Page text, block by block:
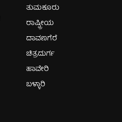
ತುಮಕೂರು
ರಾಷ್ಟ್ರೀಯ
ದಾವಣಗೆರೆ
ಚಿತ್ರದುರ್ಗ
ಹಾವೇರಿ
ಬಳ್ಳಾರಿ